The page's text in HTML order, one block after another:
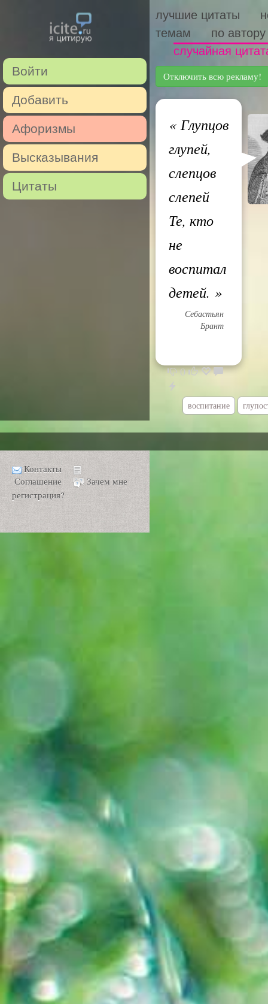
Войти
Добавить
Афоризмы
Высказывания
Цитаты
лучшие цитаты
темам
по автору
случайная
Отключить всю рекламу!
«Глупцов
глупей,
слепцов
слепей
Те, кто
не
воспитал
детей. »
Себастьян
Брант
0
воспитание
Контакты
Соглашение
Зачем мне
регистрация?